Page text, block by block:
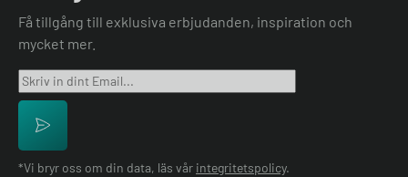
Få tillgång till exklusiva erbjudanden, inspiration och
mycket mer.
*Vi bryr oss om din data, läs vår integritetspolicy.